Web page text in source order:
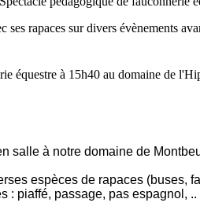
rapaces sur divers évènements
équestre à 15h40 au domaine de
salle à notre domaine de
espèces de rapaces (buses,
: piaffé, passage, pas espagnol,